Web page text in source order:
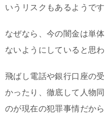
いうリスクもあるようで
なぜなら、今の闇金は単
ないようにしていると思わ
飛ばし電話や銀行口座の
かったり、徹底して人物
のが現在の犯罪事情だから